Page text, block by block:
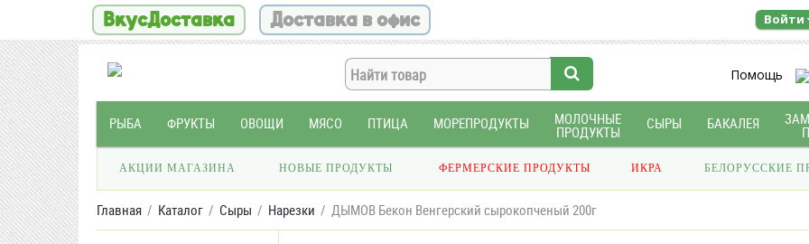
ВкусДоставка Доставка в офис Войти
Помощь
РЫБА ФРУКТЫ ОВОЩИ МЯСО ПТИЦА МОРЕПРОДУКТЫ МОЛОЧНЫЕ
ПРОДУКТЫ
СЫРЫ БАКАЛЕЯ
АКЦИИ МАГАЗИНА НОВЫЕ ПРОДУКТЫ ФЕРМЕРСКИЕ ПРОДУКТЫ ИКРА БЕЛОРУССКИЕ
Главная Каталог Сыры Нарезки ДЫМОВ Бекон Венгерский сырокопченый 200г